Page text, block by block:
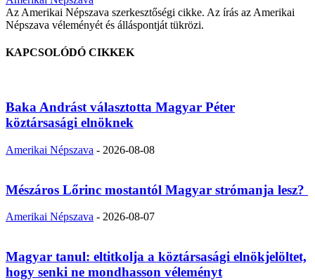
Az Amerikai Népszava szerkesztőségi cikke. Az írás az Amerikai
Népszava véleményét és álláspontját tükrözi.
KAPCSOLÓDÓ CIKKEK
Baka Andrást választotta Magyar Péter
köztársasági elnöknek
Amerikai Népszava - 2026-08-08
Mészáros Lőrinc mostantól Magyar strómanja lesz?
Amerikai Népszava - 2026-08-07
Magyar tanul: eltitkolja a köztársasági elnökjelöltet,
hogy senki ne mondhasson véleményt